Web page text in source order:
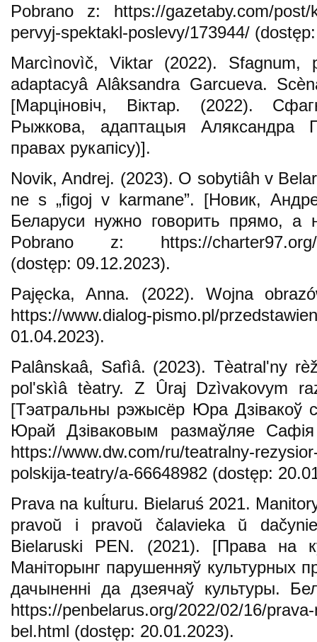
Pobrano z: https://gazetaby.com/post/
pervyj-spektakl-poslevy/173944/
Marcìnovìč, Viktar (2022). Sfagnum,
adaptacyâ Alâksandra Garcueva.
[Марціновіч, Віктар. (2022).
Рыжкова, адаптацыя Аляксандра
правах рукапісу)].
Novik, Andrej. (2023). O sobytiâh v
ne s „figoj v karmane”. [Новик,
Беларуси нужно говорить прямо, а
Pobrano z: https://charter97.org/
(dostęp: 09.12.2023).
Pajęcka, Anna. (2022). Wojna
https://www.dialog-pismo.pl/
01.04.2023).
Palânskaâ, Safìâ. (2023). Tèatralʹny
polʹskìâ tèatry. Z Ûraj Dzìvakovym
[Тэатральны рэжысёр Юра Дзівакоў
Юрай Дзіваковым размаўляе
https://www.dw.com/ru/teatralny-
polskija-teatry/a-66648982 (dostęp:
Prava na kuĺturu. Bielaruś 2021.
pravoŭ i pravoŭ čalavieka ŭ
Bielaruski PEN. (2021). [Права на
Маніторынг парушенняў культурных
дачыненні да дзеячаў культуры.
https://penbelarus.org/2022/02/16/
bel.html (dostęp: 20.01.2023).